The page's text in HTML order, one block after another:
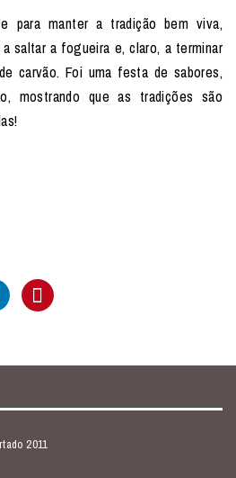
para manter a tradição bem viva,
saltar a fogueira e, claro, a terminar
carvão. Foi uma festa de sabores,
mostrando que as tradições são
2011